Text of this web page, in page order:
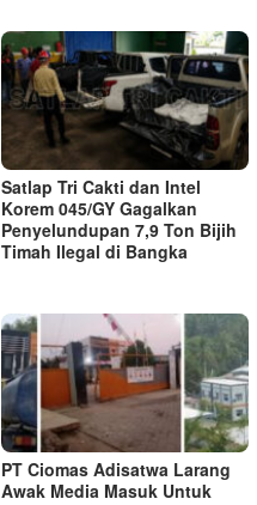
Satlap Tri Cakti dan Intel
Korem 045/GY Gagalkan
Penyelundupan 7,9 Ton Bijih
Timah Ilegal di Bangka
PT Ciomas Adisatwa Larang
Awak Media Masuk Untuk